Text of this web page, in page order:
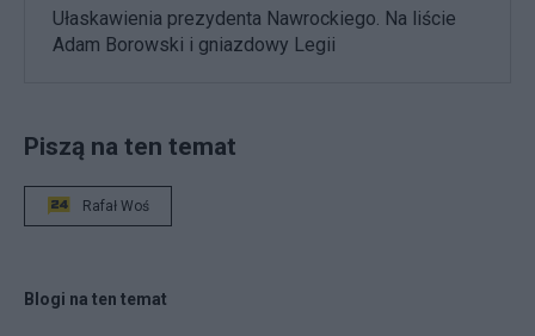
Ułaskawienia prezydenta Nawrockiego. Na liście
Adam Borowski i gniazdowy Legii
Piszą na ten temat
Rafał Woś
Blogi na ten temat